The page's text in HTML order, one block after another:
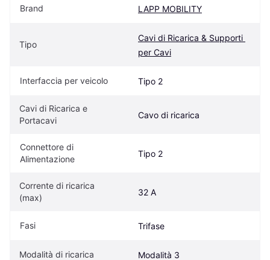
Brand LAPP MOBILITY
Tipo
Cavi di Ricarica & Supporti
per Cavi
Interfaccia per veicolo Tipo 2
Cavi di Ricarica e
Portacavi
Cavo di ricarica
Connettore di
Alimentazione
Tipo 2
Corrente di ricarica
(max)
32 A
Fasi Trifase
Modalità di ricarica Modalità 3